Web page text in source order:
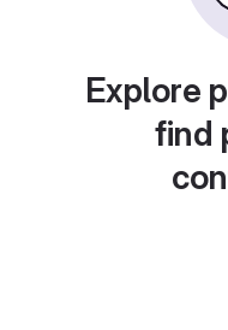
Explore
find